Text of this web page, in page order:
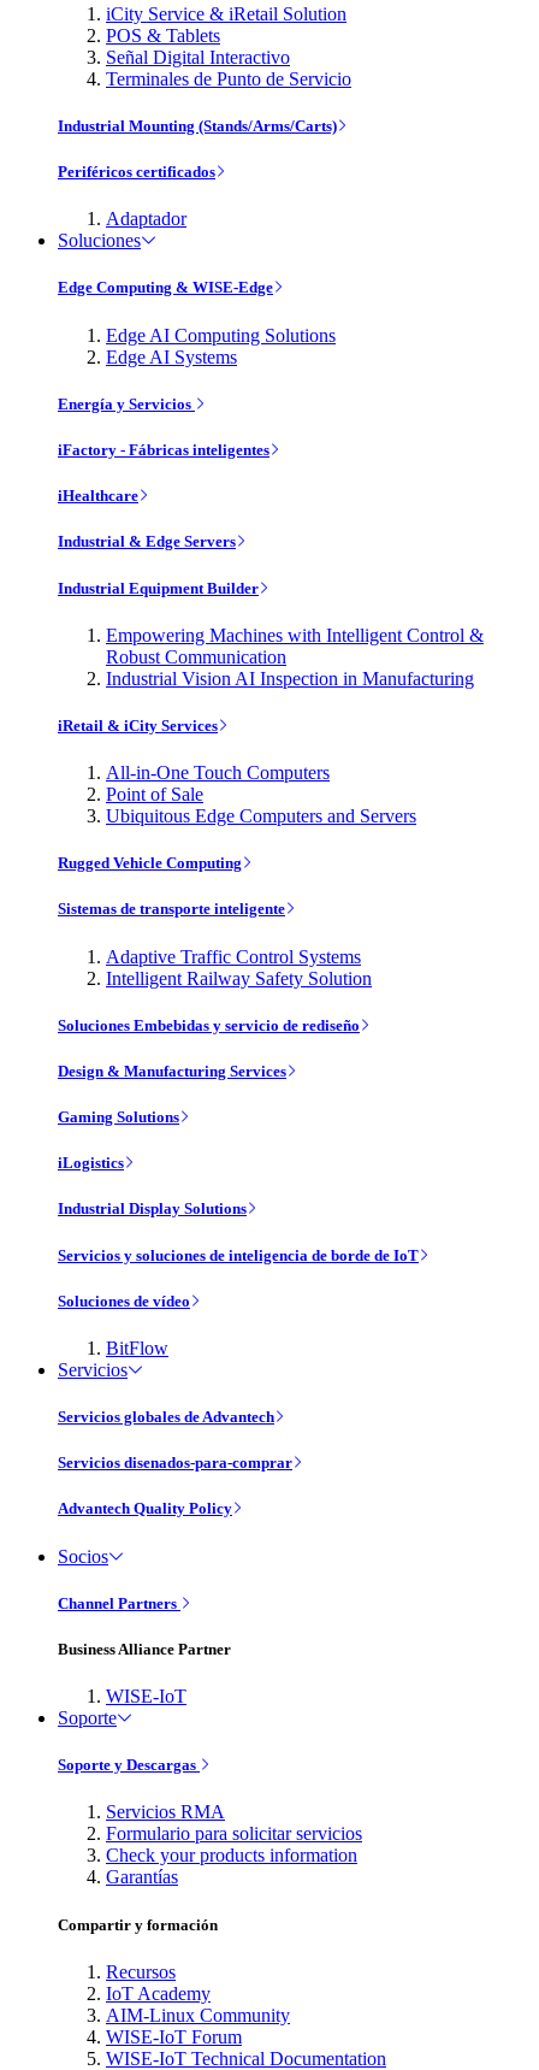
iCity Service & iRetail Solution
POS & Tablets
Señal Digital Interactivo
Terminales de Punto de Servicio
Industrial Mounting (Stands/Arms/Carts)
Periféricos certificados
Adaptador
Soluciones
Edge Computing & WISE-Edge
Edge AI Computing Solutions
Edge AI Systems
Energía y Servicios
iFactory - Fábricas inteligentes
iHealthcare
Industrial & Edge Servers
Industrial Equipment Builder
Empowering Machines with Intelligent Control &
Robust Communication
Industrial Vision AI Inspection in Manufacturing
iRetail & iCity Services
All-in-One Touch Computers
Point of Sale
Ubiquitous Edge Computers and Servers
Rugged Vehicle Computing
Sistemas de transporte inteligente
Adaptive Traffic Control Systems
Intelligent Railway Safety Solution
Soluciones Embebidas y servicio de rediseño
Design & Manufacturing Services
Gaming Solutions
iLogistics
Industrial Display Solutions
Servicios y soluciones de inteligencia de borde de IoT
Soluciones de vídeo
BitFlow
Servicios
Servicios globales de Advantech
Servicios disenados-para-comprar
Advantech Quality Policy
Socios
Channel Partners
Business Alliance Partner
WISE-IoT
Soporte
Soporte y Descargas
Servicios RMA
Formulario para solicitar servicios
Check your products information
Garantías
Compartir y formación
Recursos
IoT Academy
AIM-Linux Community
WISE-IoT Forum
WISE-IoT Technical Documentation